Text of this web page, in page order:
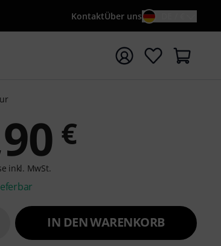
KontaktÜber uns
{searchTerm} starten
€
inkl. MwSt.
IN DEN WARENKORB